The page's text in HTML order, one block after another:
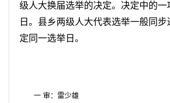
级人大换届选举的决定。决定中的
日。县乡两级人大代表选举一般同
定同一选举日。
一 审：雷少雄